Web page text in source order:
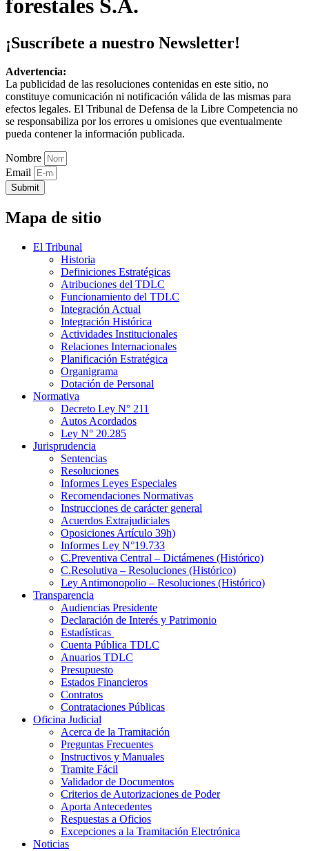
forestales S.A.
¡Suscríbete a nuestro Newsletter!
Advertencia:
La publicidad de las resoluciones contenidas en este sitio, no
constituye comunicación ni notificación válida de las mismas para
efectos legales. El Tribunal de Defensa de la Libre Competencia no
se responsabiliza por los errores u omisiones que eventualmente
pueda contener la información publicada.
Nombre
Email
Submit
Mapa de sitio
El Tribunal
Historia
Definiciones Estratégicas
Atribuciones del TDLC
Funcionamiento del TDLC
Integración Actual
Integración Histórica
Actividades Institucionales
Relaciones Internacionales
Planificación Estratégica
Organigrama
Dotación de Personal
Normativa
Decreto Ley N° 211
Autos Acordados
Ley N° 20.285
Jurisprudencia
Sentencias
Resoluciones
Informes Leyes Especiales
Recomendaciones Normativas
Instrucciones de carácter general
Acuerdos Extrajudiciales
Oposiciones Artículo 39h)
Informes Ley N°19.733
C.Preventiva Central – Dictámenes (Histórico)
C.Resolutiva – Resoluciones (Histórico)
Ley Antimonopolio – Resoluciones (Histórico)
Transparencia
Audiencias Presidente
Declaración de Interés y Patrimonio
Estadísticas
Cuenta Pública TDLC
Anuarios TDLC
Presupuesto
Estados Financieros
Contratos
Contrataciones Públicas
Oficina Judicial
Acerca de la Tramitación
Preguntas Frecuentes
Instructivos y Manuales
Tramite Fácil
Validador de Documentos
Criterios de Autorizaciones de Poder
Aporta Antecedentes
Respuestas a Oficios
Excepciones a la Tramitación Electrónica
Noticias